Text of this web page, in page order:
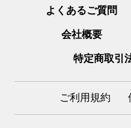
よくあるご質問
会社概要
特定商取引
ご利用規約